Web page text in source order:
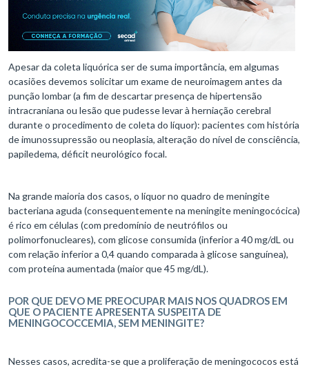
Apesar da coleta liquórica ser de suma importância, em algumas
ocasiões devemos solicitar um exame de neuroimagem antes da
punção lombar (a fim de descartar presença de hipertensão
intracraniana ou lesão que pudesse levar à herniação cerebral
durante o procedimento de coleta do líquor): pacientes com história
de imunossupressão ou neoplasia, alteração do nível de consciência,
papiledema, déficit neurológico focal.
Na grande maioria dos casos, o líquor no quadro de meningite
bacteriana aguda (consequentemente na meningite meningocócica)
é rico em células (com predomínio de neutrófilos ou
polimorfonucleares), com glicose consumida (inferior a 40 mg/dL ou
com relação inferior a 0,4 quando comparada à glicose sanguínea),
com proteína aumentada (maior que 45 mg/dL).
POR QUE DEVO ME PREOCUPAR MAIS NOS QUADROS EM
QUE O PACIENTE APRESENTA SUSPEITA DE
MENINGOCOCCEMIA, SEM MENINGITE?
Nesses casos, acredita-se que a proliferação de meningococos está